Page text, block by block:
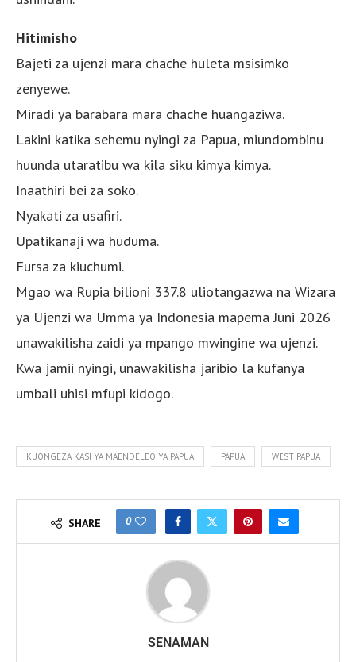
Hitimisho
Bajeti za ujenzi mara chache huleta msisimko
zenyewe.
Miradi ya barabara mara chache huangaziwa.
Lakini katika sehemu nyingi za Papua, miundombinu
huunda utaratibu wa kila siku kimya kimya.
Inaathiri bei za soko.
Nyakati za usafiri.
Upatikanaji wa huduma.
Fursa za kiuchumi.
Mgao wa Rupia bilioni 337.8 uliotangazwa na Wizara
ya Ujenzi wa Umma ya Indonesia mapema Juni 2026
unawakilisha zaidi ya mpango mwingine wa ujenzi.
Kwa jamii nyingi, unawakilisha jaribio la kufanya
umbali uhisi mfupi kidogo.
KUONGEZA KASI YA MAENDELEO YA PAPUA PAPUA WEST PAPUA
SHARE 0
SENAMAN